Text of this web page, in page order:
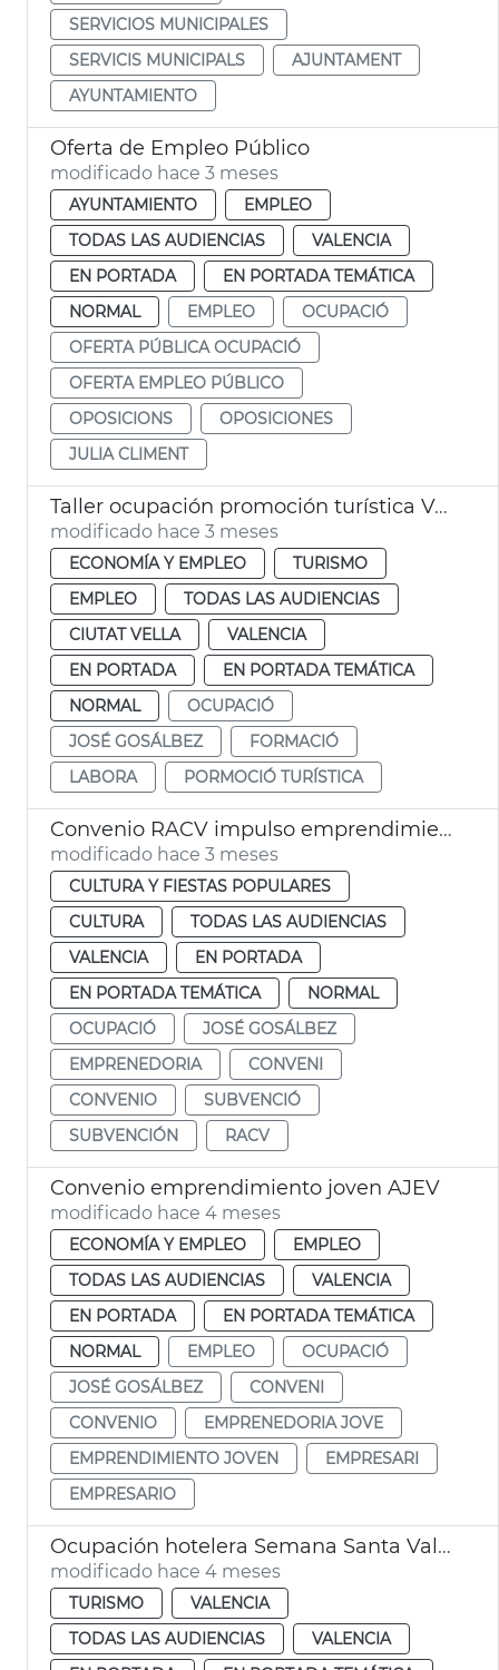
SERVICIOS MUNICIPALES
SERVICIS MUNICIPALS
AJUNTAMENT
AYUNTAMIENTO
Oferta de Empleo Público
modificado hace 3 meses
AYUNTAMIENTO
EMPLEO
TODAS LAS AUDIENCIAS
VALENCIA
EN PORTADA
EN PORTADA TEMÁTICA
NORMAL
EMPLEO
OCUPACIÓ
OFERTA PÚBLICA OCUPACIÓ
OFERTA EMPLEO PÚBLICO
OPOSICIONS
OPOSICIONES
JULIA CLIMENT
Taller ocupación promoción turística València
modificado hace 3 meses
ECONOMÍA Y EMPLEO
TURISMO
EMPLEO
TODAS LAS AUDIENCIAS
CIUTAT VELLA
VALENCIA
EN PORTADA
EN PORTADA TEMÁTICA
NORMAL
OCUPACIÓ
JOSÉ GOSÁLBEZ
FORMACIÓ
LABORA
PORMOCIÓ TURÍSTICA
Convenio RACV impulso emprendimiento valenciano
modificado hace 3 meses
CULTURA Y FIESTAS POPULARES
CULTURA
TODAS LAS AUDIENCIAS
VALENCIA
EN PORTADA
EN PORTADA TEMÁTICA
NORMAL
OCUPACIÓ
JOSÉ GOSÁLBEZ
EMPRENEDORIA
CONVENI
CONVENIO
SUBVENCIÓ
SUBVENCIÓN
RACV
Convenio emprendimiento joven AJEV
modificado hace 4 meses
ECONOMÍA Y EMPLEO
EMPLEO
TODAS LAS AUDIENCIAS
VALENCIA
EN PORTADA
EN PORTADA TEMÁTICA
NORMAL
EMPLEO
OCUPACIÓ
JOSÉ GOSÁLBEZ
CONVENI
CONVENIO
EMPRENEDORIA JOVE
EMPRENDIMIENTO JOVEN
EMPRESARI
EMPRESARIO
Ocupación hotelera Semana Santa València
modificado hace 4 meses
TURISMO
VALENCIA
TODAS LAS AUDIENCIAS
VALENCIA